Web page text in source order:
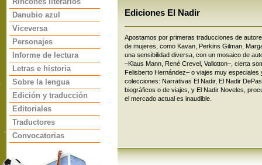
Danubio azul
Viceversa
Personajes
Informe de lectura
Letras e historia
Sobre la lengua
Edición y traducción
Editoriales
Traductores
Convocatorias
Ediciones El Nadir
Apostamos por primeras traducciones de
de mujeres, como Kavan, Perkins Gilman,
una sensibilidad diversa, con un mosaico de
–Klaus Mann, René Crevel, Vallotton–, cierta
Felisberto Hernández– o viajes muy
colecciones: Narrativas El Nadir, El Nadir
biográficos o de viajes, y El Nadir Noveles,
el mercado actual es inaudible.